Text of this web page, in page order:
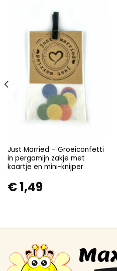
Just Married – Groeiconfetti
in pergamijn zakje met
kaartje en mini-knijper
€1,49